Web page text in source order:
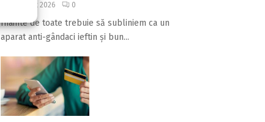
4 august 2026 0
Înainte de toate trebuie să subliniem ca un
aparat anti-gândaci ieftin și bun...